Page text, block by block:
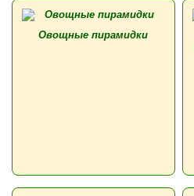
Овощные пирамидки